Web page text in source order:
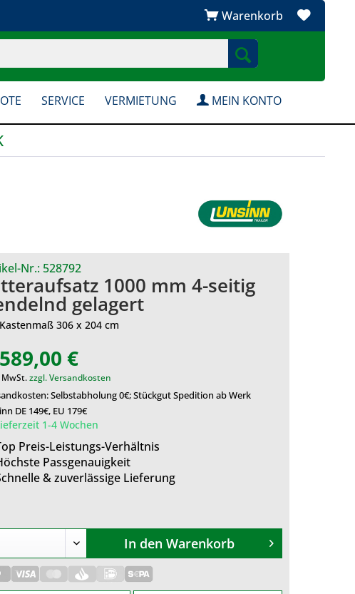
Warenkorb
SERVICE VERMIETUNG MEIN KONTO
Nr.: 528792
1000 mm 4-seitig
gelagert
306 x 204 cm
€
MwSt.zzgl. Versandkosten
Selbstabholung 0€; Stückgut Spedition ab Werk
DE 149€, EU 179€
1-4 Wochen
Preis-Leistungs-Verhältnis
Passgenauigkeit
& zuverlässige Lieferung
In den Warenkorb